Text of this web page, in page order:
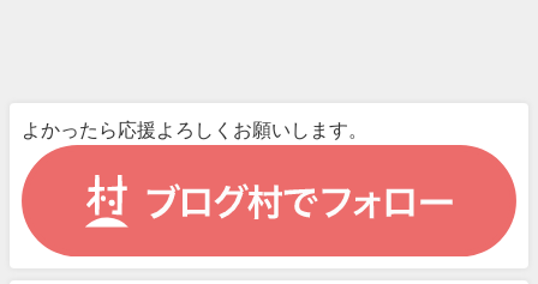
よかったら応援よろしくお願いします。